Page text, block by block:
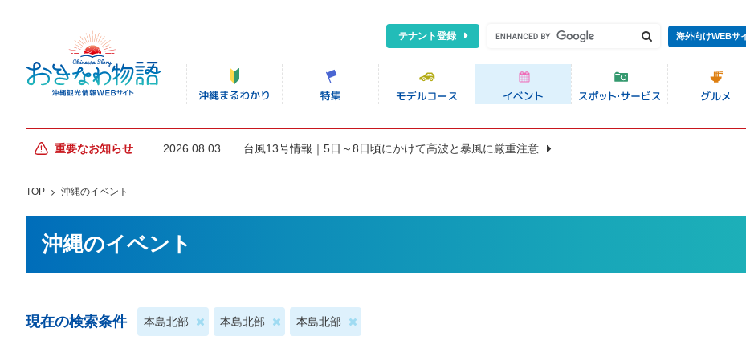
テナント登録 海外向けWEBサ
重要なお知らせ 2026.08.03 台風13号情報｜5日～8日頃にかけて高波と暴風に厳重注意
TOP 沖縄のイベント
沖縄のイベント
現在の検索条件 本島北部 本島北部 本島北部